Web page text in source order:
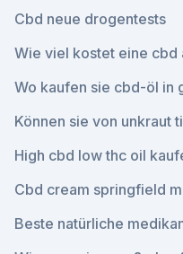
Cbd neue drogentests
Wie viel kostet eine cbd
Wo kaufen sie cbd-öl in
Können sie von unkraut
High cbd low thc oil
Cbd cream springfield
Beste natürliche